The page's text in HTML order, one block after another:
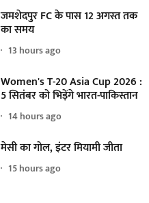
जमशेदपुर FC के पास 12 अगस्त तक
का समय
13 hours ago
Women's T-20 Asia Cup 2026 :
5 सितंबर को भिड़ेंगे भारत-पाकिस्तान
14 hours ago
मेसी का गोल, इंटर मियामी जीता
15 hours ago